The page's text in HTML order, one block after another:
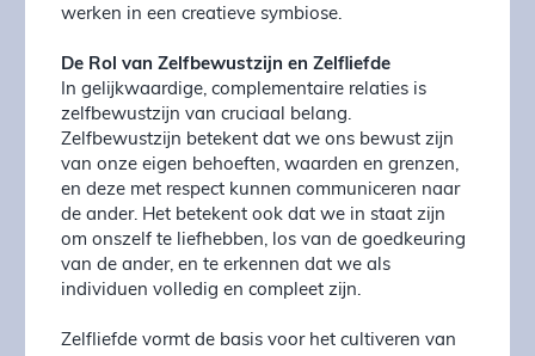
werken in een creatieve symbiose.
De Rol van Zelfbewustzijn en Zelfliefde
In gelijkwaardige, complementaire relaties is
zelfbewustzijn van cruciaal belang.
Zelfbewustzijn betekent dat we ons bewust zijn
van onze eigen behoeften, waarden en grenzen,
en deze met respect kunnen communiceren naar
de ander. Het betekent ook dat we in staat zijn
om onszelf te liefhebben, los van de goedkeuring
van de ander, en te erkennen dat we als
individuen volledig en compleet zijn.
Zelfliefde vormt de basis voor het cultiveren van